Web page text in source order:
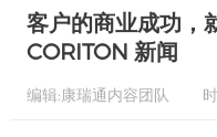
客户的商业成功，
CORITON 新闻
编辑:康瑞通内容团队